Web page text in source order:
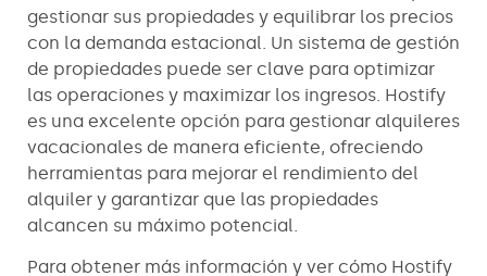
gestionar sus propiedades y equilibrar los precios
con la demanda estacional. Un sistema de gestión
de propiedades puede ser clave para optimizar
las operaciones y maximizar los ingresos. Hostify
es una excelente opción para gestionar alquileres
vacacionales de manera eficiente, ofreciendo
herramientas para mejorar el rendimiento del
alquiler y garantizar que las propiedades
alcancen su máximo potencial.
Para obtener más información y ver cómo Hostify